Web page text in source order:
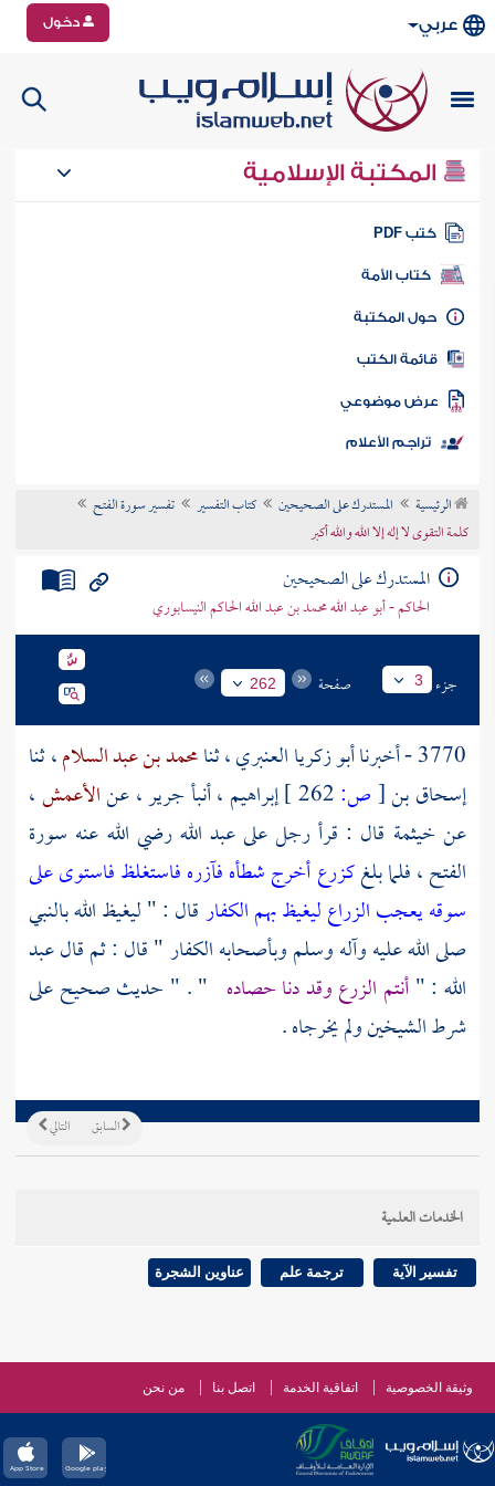
عربي دخول
المكتبة الإسلامية
كتب PDF
كتاب الأمة
المكتبة
الكتب
موضوعي
تراجم الأعلام
الرئيسية المستدرك على الصحيحين كتاب التفسير
تفسير سورة الفتح
كلمة التقوى لا إله إلا الله والله أكبر
المستدرك على الصحيحين
الحاكم - أبو عبد الله محمد بن عبد الله الحاكم النيسابوري
جزء 3 صفحة 262
3770 - أخبرنا أبو زكريا العنبري، ثنامحمد بن عبد السلام، ثنا
إسحاق بن[ص: إبراهيم ، أنبأجرير، عنالأعمش،
عن خيثمة قال : قرأ رجل علىعبد اللهرضي الله عنه سورة
الفتح ، فلما بلغكزرع أخرج شطأه فآزره فاستغلظ فاستوى على
سوقه يعجب الزراع ليغيظ بهم الكفارقال : " ليغيظ الله بالنبي
صلى الله عليه وآله وسلم وبأصحابه الكفار " قال : ثم قالعبد
الله : "أنتم الزرع وقد دنا حصاده " . " حديث صحيح على
شرط الشيخين ولم يخرجاه .
التالي السابق
الخدمات العلمية
تفسير الآية ترجمة علم عناوين الشجرة
وثيقة الخصوصية اتفاقية الخدمة اتصل بنا من نحن